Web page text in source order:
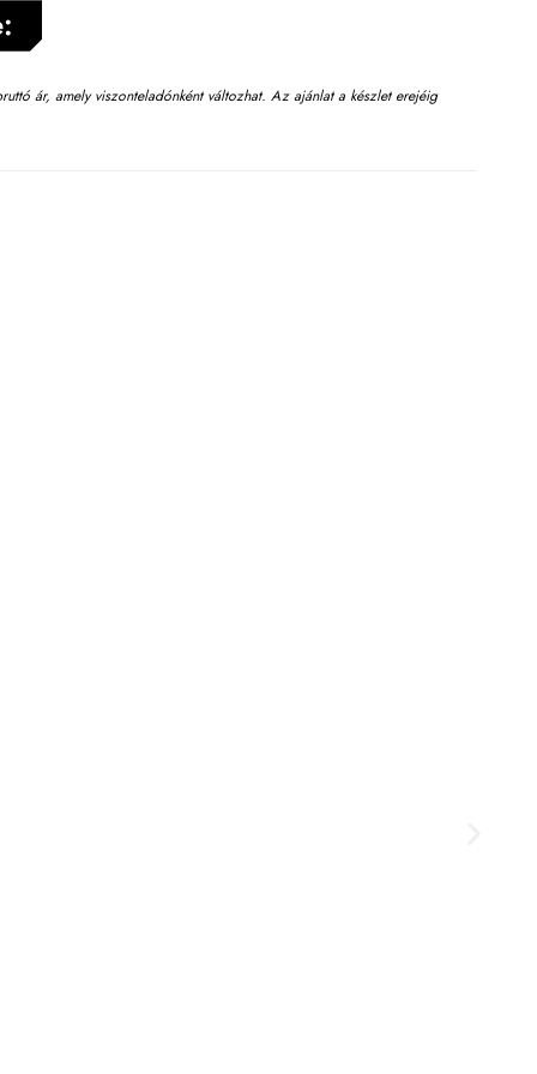
ár, amely viszonteladónként változhat. Az ajánlat a készlet erejéig